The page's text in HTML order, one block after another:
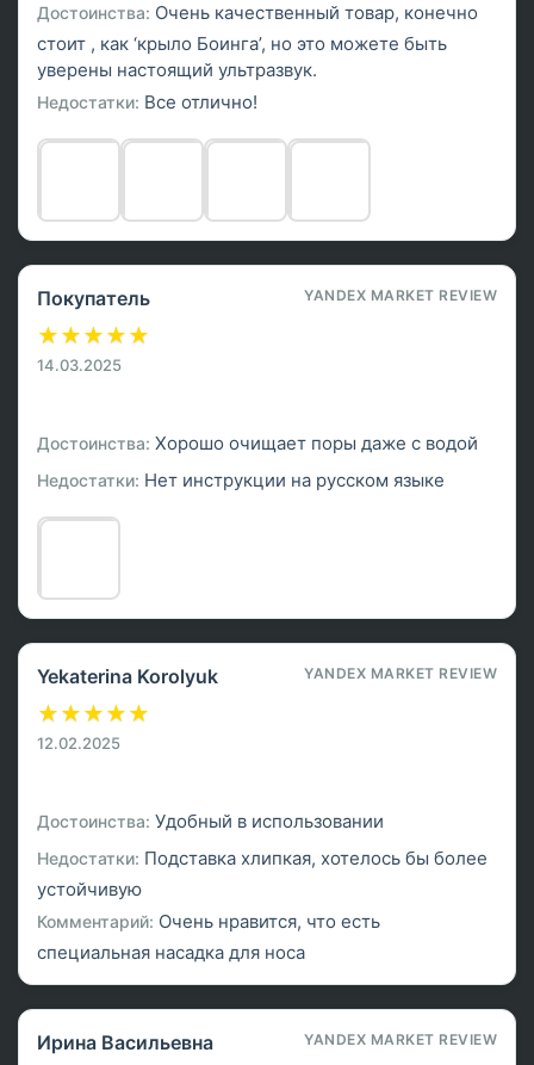
Достоинства: Очень качественный товар, конечно
стоит , как ‘крыло Боинга’, но это можете быть
уверены настоящий ультразвук.
Недостатки: Все отлично!
Покупатель
★★★★★
14.03.2025
YANDEX MARKET REVIEW
Достоинства: Хорошо очищает поры даже с водой
Недостатки: Нет инструкции на русском языке
Yekaterina Korolyuk
★★★★★
12.02.2025
YANDEX MARKET REVIEW
Достоинства: Удобный в использовании
Недостатки: Подставка хлипкая, хотелось бы более
устойчивую
Комментарий: Очень нравится, что есть
специальная насадка для носа
Ирина Васильевна YANDEX MARKET REVIEW